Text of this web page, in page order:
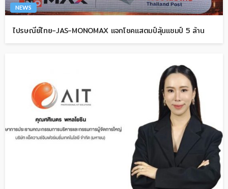
NEWS
ไปรษณีย์ไทย-JAS-MONOMAX แจกโชคแสตมป์ลุ้นแชมป์ 5 ล้าน